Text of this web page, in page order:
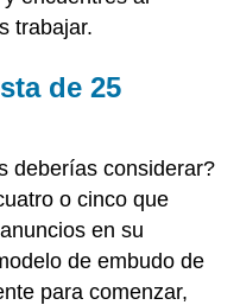
trabajar.
de 25
deberías considerar?
o cinco que
en su
de embudo de
para comenzar,